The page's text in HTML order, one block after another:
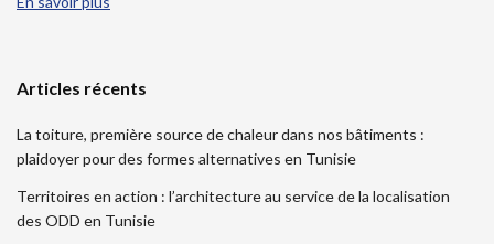
Articles récents
La toiture, première source de chaleur dans nos bâtiments :
plaidoyer pour des formes alternatives en Tunisie
Territoires en action : l’architecture au service de la localisation
des ODD en Tunisie